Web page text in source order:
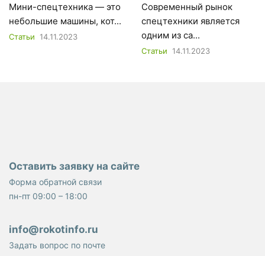
Мини-спецтехника — это
небольшие машины, кот...
Статьи 14.11.2023
Современный рынок
спецтехники является
одним из са...
Статьи 14.11.2023
Оставить заявку на сайте
Форма обратной связи
пн-пт 09:00 – 18:00
info@rokotinfo.ru
Задать вопрос по почте